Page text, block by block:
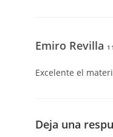
Emiro Revilla
Excelente el
Deja una